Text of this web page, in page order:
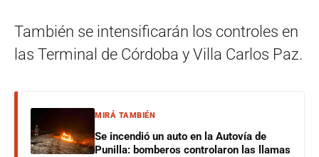
También se intensificarán los controles en
las Terminal de Córdoba y Villa Carlos Paz.
MIRÁ TAMBIÉN
Se incendió un auto en la Autovía de
Punilla: bomberos controlaron las llamas